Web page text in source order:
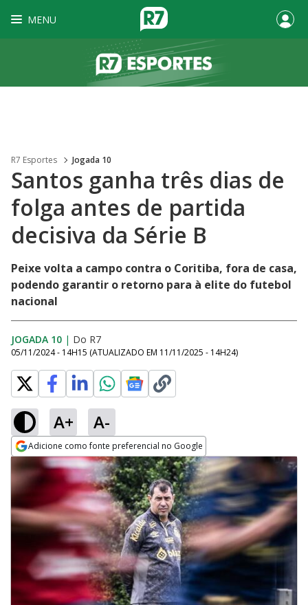
MENU
R7 Esportes Jogada 10
Santos ganha três dias de
folga antes de partida
decisiva da Série B
Peixe volta a campo contra o Coritiba, fora de casa,
podendo garantir o retorno para à elite do futebol
nacional
JOGADA 10 | Do R7
05/11/2024 - 14H15 (ATUALIZADO EM 11/11/2025 - 14H24)
A+ A-
Adicione como fonte preferencial no Google
Opens in new window